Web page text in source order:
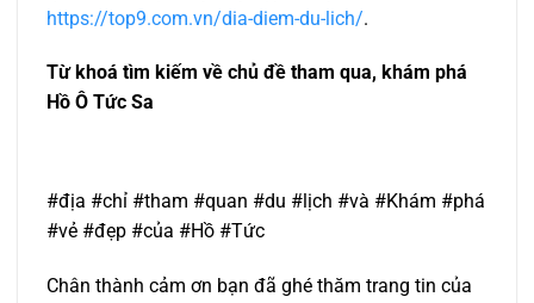
https://top9.com.vn/dia-diem-du-lich/.
Từ khoá tìm kiếm về chủ đề tham qua, khám phá
Hồ Ô Tức Sa
#địa #chỉ #tham #quan #du #lịch #và #Khám #phá
#vẻ #đẹp #của #Hồ #Tức
Chân thành cảm ơn bạn đã ghé thăm trang tin của